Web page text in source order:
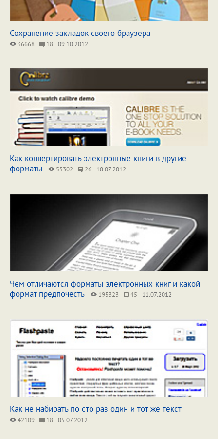
Сохранение закладок своего браузера
36668 18 09.10.2012
Как конвертировать электронные книги в другие
форматы
55302 26 18.07.2012
Чем отличаются форматы электронных книг и какой
формат предпочесть
195323 45 11.07.2012
Как не набирать по сто раз один и тот же текст
42109 18 05.07.2012